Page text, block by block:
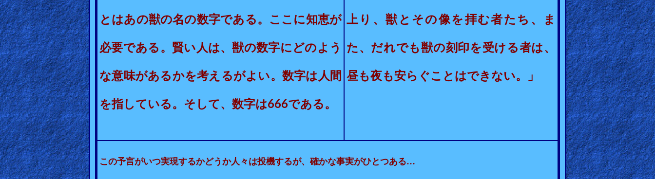
Follow
us
Social
Media
PDF
Books
Random
Video
Ask
AI
とはあの獣の名の数字である。ここに知恵が
必要である。賢い人は、獣の数字にどのよう
な意味があるかを考えるがよい。数字は人間
を指している。そして、数字は666である。
上り、獣とその像を拝む者たち、ま
た、 だれでも獣の刻印を受ける者は、
昼も夜も安らぐことはできない。」
この予言がいつ実現するかどうか人々は投機するが、確かな事実がひとつある…